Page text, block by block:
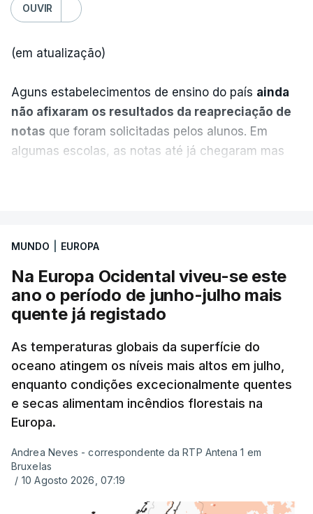
OUVIR
(em atualização)
Aguns estabelecimentos de ensino do país ainda
não afixaram os resultados da reapreciação de
notas que foram solicitadas pelos alunos. Em
algumas escolas, as notas até já chegaram mas
tinha chegado o resultado de
exames, mas ainda não tinham sido afixados.
Alguns encarregados de educação e alunos foram
até à escola para ver o resultado mas ainda não
tinha sido divulgado. Alguns pais apontam
incorreções e aguardam a atualização na
plataforma Inovar.
ERRO100
ERROR ON HTML5 MEDIA ELEMENT
ESTE CONTEÚDO ESTÁ NESTE
MUNDO EUROPA
Na Europa Ocidental viveu-se este
ano o período de junho-julho mais
quente já registado
As temperaturas globais da superfície do
oceano atingem os níveis mais altos em julho,
enquanto condições excecionalmente quentes
e secas alimentam incêndios florestais na
Europa.
Andrea Neves - correspondente da RTP Antena 1 em
Bruxelas
/ 10 Agosto 2026, 07:19